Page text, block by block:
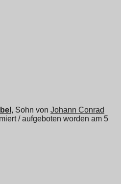
, Sohn von Johann Conrad
/ aufgeboten worden am 5